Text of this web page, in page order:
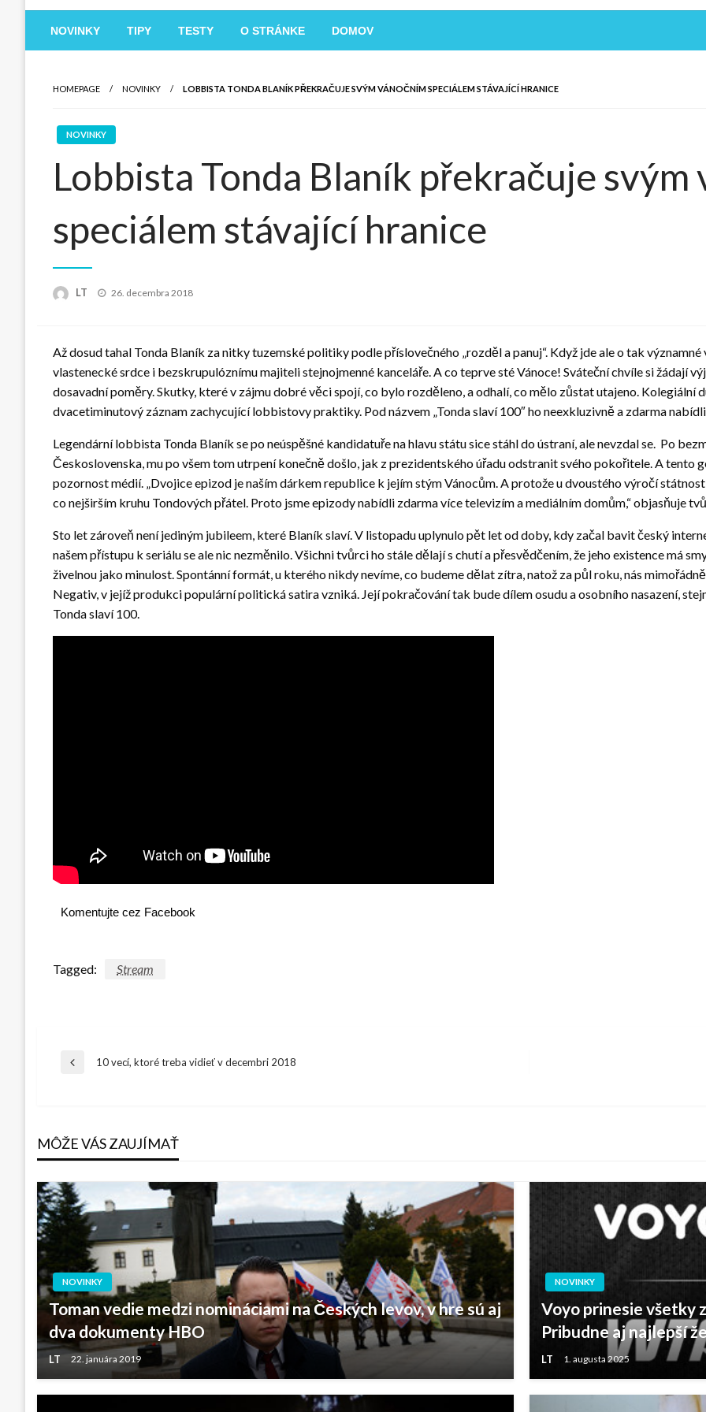
NOVINKY TIPY TESTY O STRÁNKE DOMOV
HOMEPAGE NOVINKY LOBBISTA TONDA BLANÍK PŘEKRAČUJE SVÝM VÁNOČNÍM SPECIÁLEM STÁVAJÍCÍ HRANICE
NOVINKY
Lobbista Tonda Blaník překračuje svým
speciálem stávající hranice
LT
Posted
26. decembra 2018
Až dosud tahal Tonda Blaník za nitky tuzemské politiky podle příslovečného „rozděl a panuj“. Když jde ale o tak
vlastenecké srdce i bezskrupulóznímu majiteli stejnojmenné kanceláře. A co teprve sté Vánoce! Sváteční chvíle si žádají
dosavadní poměry. Skutky, které v zájmu dobré věci spojí, co bylo rozděleno, a odhalí, co mělo zůstat utajeno.
dvacetiminutový záznam zachycující lobbistovy praktiky. Pod názvem „Tonda slaví 100″ ho neexkluzivně a zdarma
Legendární lobbista Tonda Blaník se po neúspěšné kandidatuře na hlavu státu sice stáhl do ústraní, ale nevzdal se. Po
Československa, mu po všem tom utrpení konečně došlo, jak z prezidentského úřadu odstranit svého pokořitele. A tento
pozornost médií. „Dvojice epizod je naším dárkem republice k jejím stým Vánocům. A protože u dvoustého výročí
co nejširším kruhu Tondových přátel. Proto jsme epizody nabídli zdarma více televizím a mediálním domům,“ objasňuje
Sto let zároveň není jediným jubileem, které Blaník slaví. V listopadu uplynulo pět let od doby, kdy začal bavit český
našem přístupu k seriálu se ale nic nezměnilo. Všichni tvůrci ho stále dělají s chutí a přesvědčením, že jeho existence má
živelnou jako minulost. Spontánní formát, u kterého nikdy nevíme, co budeme dělat zítra, natož za půl roku, nás
Negativ, v jejíž produkci populární politická satira vzniká. Její pokračování tak bude dílem osudu a osobního nasazení,
Tonda slaví 100.
Komentujte cez Facebook
Tagged: Stream
Navigácia
článku
Previous
10 vecí, ktoré treba vidieť v decembri 2018
MÔŽE VÁS ZAUJÍMAŤ
NOVINKY
Toman vedie medzi nomináciami na Českých levov, v hre sú aj
dva dokumenty HBO
LT 22. januára 2019
NOVINKY
Voyo prinesie všetky
Pribudne aj najlepší
LT 1. augusta 2025